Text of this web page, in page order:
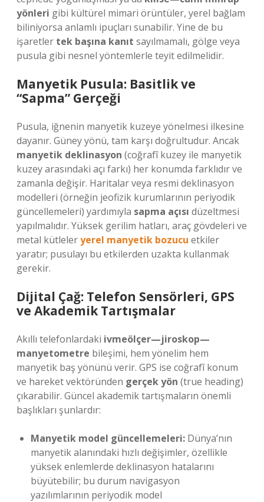
yönleri gibi kültürel mimari örüntüler, yerel bağlam
biliniyorsa anlamlı ipuçları sunabilir. Yine de bu
işaretler tek başına kanıt sayılmamalı, gölge veya
pusula gibi nesnel yöntemlerle teyit edilmelidir.
Manyetik Pusula: Basitlik ve
“Sapma” Gerçeği
Pusula, iğnenin manyetik kuzeye yönelmesi ilkesine
dayanır. Güney yönü, tam karşı doğrultudur. Ancak
manyetik deklinasyon (coğrafî kuzey ile manyetik
kuzey arasındaki açı farkı) her konumda farklıdır ve
zamanla değişir. Haritalar veya resmi deklinasyon
modelleri (örneğin jeofizik kurumlarının periyodik
güncellemeleri) yardımıyla sapma açısı düzeltmesi
yapılmalıdır. Yüksek gerilim hatları, araç gövdeleri ve
metal kütleleryerel manyetik bozucu etkiler
yaratır; pusulayı bu etkilerden uzakta kullanmak
gerekir.
Dijital Çağ: Telefon Sensörleri, GPS
ve Akademik Tartışmalar
Akıllı telefonlardaki ivmeölçer—jiroskop—
manyetometre bileşimi, hem yönelim hem
manyetik baş yönünü verir. GPS ise coğrafî konum
ve hareket vektöründen gerçek yön (true heading)
çıkarabilir. Güncel akademik tartışmaların önemli
başlıkları şunlardır:
Manyetik model güncellemeleri: Dünya’nın
manyetik alanındaki hızlı değişimler, özellikle
yüksek enlemlerde deklinasyon hatalarını
büyütebilir; bu durum navigasyon
yazılımlarının periyodik model